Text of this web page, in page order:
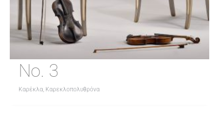
No. 3
Καρέκλα, Καρεκλοπολυθρόνα